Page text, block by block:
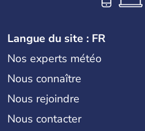
Langue du site : FR
Nos experts météo
Nous connaître
Nous rejoindre
Nous contacter